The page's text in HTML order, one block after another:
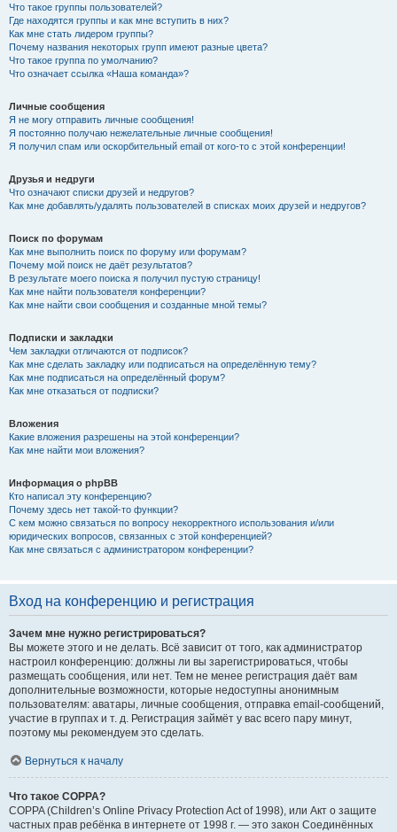
Что такое группы пользователей?
Где находятся группы и как мне вступить в них?
Как мне стать лидером группы?
Почему названия некоторых групп имеют разные цвета?
Что такое группа по умолчанию?
Что означает ссылка «Наша команда»?
Личные сообщения
Я не могу отправить личные сообщения!
Я постоянно получаю нежелательные личные сообщения!
Я получил спам или оскорбительный email от кого-то с этой конференции!
Друзья и недруги
Что означают списки друзей и недругов?
Как мне добавлять/удалять пользователей в списках моих друзей и недругов?
Поиск по форумам
Как мне выполнить поиск по форуму или форумам?
Почему мой поиск не даёт результатов?
В результате моего поиска я получил пустую страницу!
Как мне найти пользователя конференции?
Как мне найти свои сообщения и созданные мной темы?
Подписки и закладки
Чем закладки отличаются от подписок?
Как мне сделать закладку или подписаться на определённую тему?
Как мне подписаться на определённый форум?
Как мне отказаться от подписки?
Вложения
Какие вложения разрешены на этой конференции?
Как мне найти мои вложения?
Информация о phpBB
Кто написал эту конференцию?
Почему здесь нет такой-то функции?
С кем можно связаться по вопросу некорректного использования и/или
юридических вопросов, связанных с этой конференцией?
Как мне связаться с администратором конференции?
Вход на конференцию и регистрация
Зачем мне нужно регистрироваться?
Вы можете этого и не делать. Всё зависит от того, как администратор
настроил конференцию: должны ли вы зарегистрироваться, чтобы
размещать сообщения, или нет. Тем не менее регистрация даёт вам
дополнительные возможности, которые недоступны анонимным
пользователям: аватары, личные сообщения, отправка email-сообщений,
участие в группах и т. д. Регистрация займёт у вас всего пару минут,
поэтому мы рекомендуем это сделать.
Вернуться к началу
Что такое COPPA?
COPPA (Children’s Online Privacy Protection Act of 1998), или Акт о защите
частных прав ребёнка в интернете от 1998 г. — это закон Соединённых